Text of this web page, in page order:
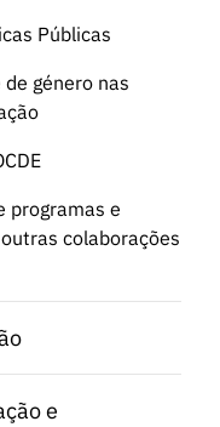
Públicas
género nas
programas e
colaborações
e